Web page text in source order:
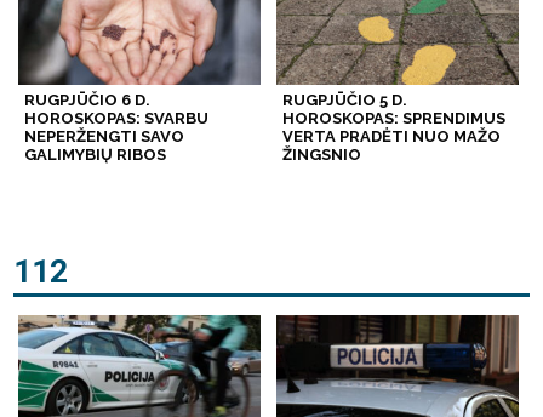
RUGPJŪČIO 6 D.
HOROSKOPAS: SVARBU
NEPERŽENGTI SAVO
GALIMYBIŲ RIBOS
RUGPJŪČIO 5 D.
HOROSKOPAS: SPRENDIMUS
VERTA PRADĖTI NUO MAŽO
ŽINGSNIO
112